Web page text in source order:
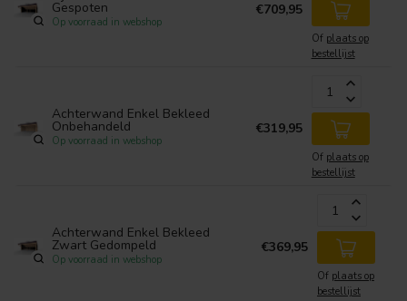
Gespoten
Op voorraad in webshop
€709,95
Of plaats op
bestellijst
Achterwand Enkel Bekleed
Onbehandeld
Op voorraad in webshop
€319,95
Of plaats op
bestellijst
Achterwand Enkel Bekleed
Zwart Gedompeld
Op voorraad in webshop
€369,95
Of plaats op
bestellijst